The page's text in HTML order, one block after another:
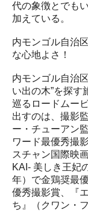
代の象徴とでも
加えている。
内モンゴル自治
な心地よさ！
内モンゴル自治
い出の木”を探す
巡るロードムー
出すのは、撮影
ー・チューアン
ワード最優秀撮
スチャン国際映
KAI- 美しき王妃
年）で金鶏奨最
優秀撮影賞、『
ち』（クワン・